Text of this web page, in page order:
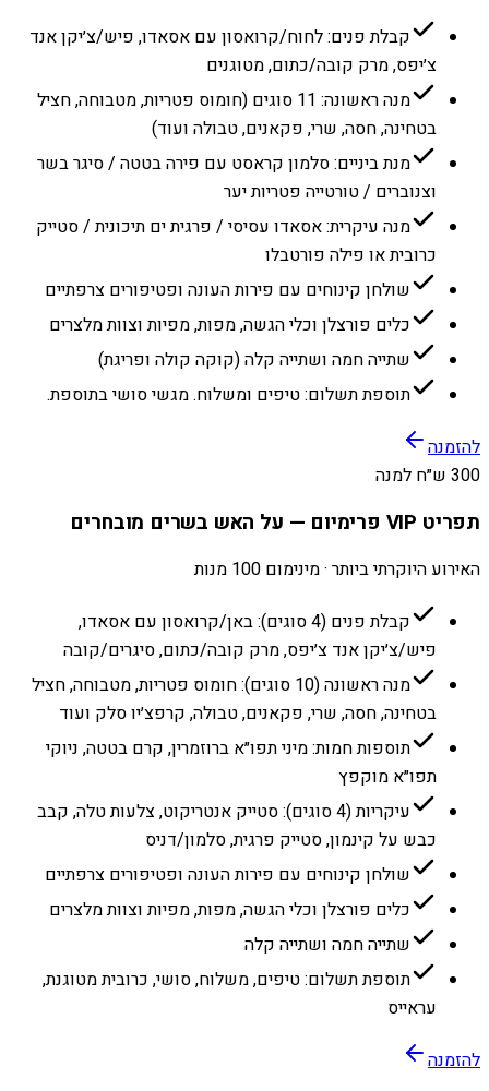
קבלת פנים: לחוח/קרואסון עם אסאדו, פיש/צ׳יקן אנד
צ׳יפס, מרק קובה/כתום, מטוגנים
מנה ראשונה: 11 סוגים (חומוס פטריות, מטבוחה, חציל
בטחינה, חסה, שרי, פקאנים, טבולה ועוד)
מנת ביניים: סלמון קראסט עם פירה בטטה / סיגר בשר
וצנוברים / טורטייה פטריות יער
מנה עיקרית: אסאדו עסיסי / פרגית ים תיכונית / סטייק
כרובית או פילה פורטבלו
שולחן קינוחים עם פירות העונה ופטיפורים צרפתיים
כלים פורצלן וכלי הגשה, מפות, מפיות וצוות מלצרים
שתייה חמה ושתייה קלה (קוקה קולה ופריגת)
תוספת תשלום: טיפים ומשלוח. מגשי סושי בתוספת.
להזמנה
300 ש״ח למנה
תפריט VIP פרימיום — על האש בשרים מובחרים
האירוע היוקרתי ביותר · מינימום 100 מנות
קבלת פנים (4 סוגים): באן/קרואסון עם אסאדו,
פיש/צ׳יקן אנד צ׳יפס, מרק קובה/כתום, סיגרים/קובה
מנה ראשונה (10 סוגים): חומוס פטריות, מטבוחה, חציל
בטחינה, חסה, שרי, פקאנים, טבולה, קרפצ׳יו סלק ועוד
תוספות חמות: מיני תפו״א ברוזמרין, קרם בטטה, ניוקי
תפו״א מוקפץ
עיקריות (4 סוגים): סטייק אנטריקוט, צלעות טלה, קבב
כבש על קינמון, סטייק פרגית, סלמון/דניס
שולחן קינוחים עם פירות העונה ופטיפורים צרפתיים
כלים פורצלן וכלי הגשה, מפות, מפיות וצוות מלצרים
שתייה חמה ושתייה קלה
תוספת תשלום: טיפים, משלוח, סושי, כרובית מטוגנת,
עראייס
להזמנה